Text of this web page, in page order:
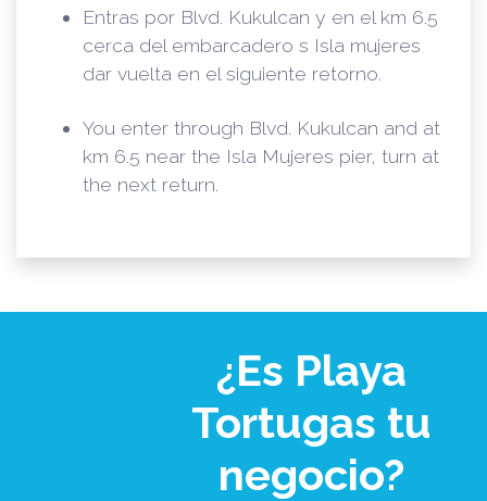
Entras por Blvd. Kukulcan y en el km 6.5
cerca del embarcadero s Isla mujeres
dar vuelta en el siguiente retorno.
You enter through Blvd. Kukulcan and at
km 6.5 near the Isla Mujeres pier, turn at
the next return.
¿Es Playa
Tortugas tu
negocio?